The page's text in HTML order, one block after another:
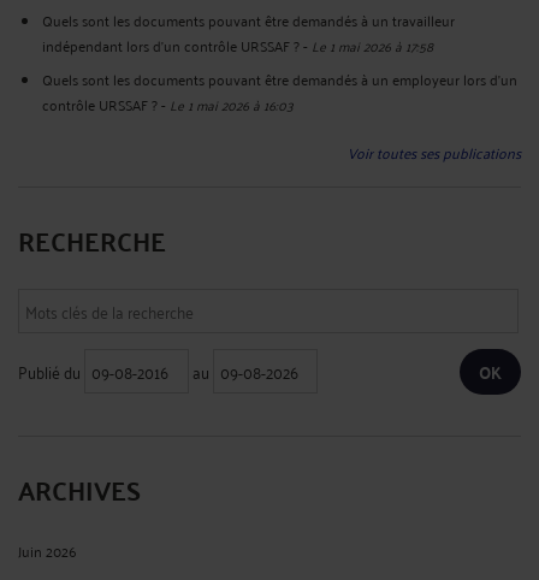
Quels sont les documents pouvant être demandés à un travailleur
indépendant lors d'un contrôle URSSAF ?- Le 1 mai 2026 à 17:58
Quels sont les documents pouvant être demandés à un employeur lors d'un
contrôle URSSAF ?- Le 1 mai 2026 à 16:03
Voir toutes ses publications
RECHERCHE
Publié du au
ARCHIVES
Juin 2026